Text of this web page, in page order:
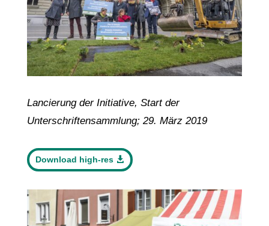
Lancierung der Initiative, Start der
Unterschriftensammlung; 29. März 2019
Download high-res